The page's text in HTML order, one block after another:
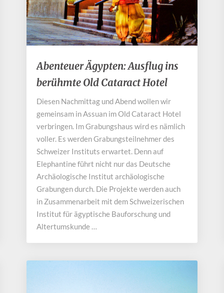
Abenteuer
Ägypten:
Ausflug
berühmte
Old
Cataract
Hotel
Abenteuer Ägypten: Ausflug ins
berühmte Old Cataract Hotel
Diesen Nachmittag und Abend wollen wir
gemeinsam in Assuan im Old Cataract Hotel
verbringen. Im Grabungshaus wird es nämlich
voller. Es werden Grabungsteilnehmer des
Schweizer Instituts erwartet. Denn auf
Elephantine führt nicht nur das Deutsche
Archäologische Institut archäologische
Grabungen durch. Die Projekte werden auch
in Zusammenarbeit mit dem Schweizerischen
Institut für ägyptische Bauforschung und
Altertumskunde …